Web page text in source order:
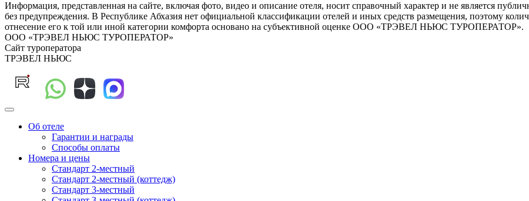
Информация, представленная на сайте, включая фото, видео и описание отеля, носит справочный характер и не является
без предупреждения. В Республике Абхазия нет официальной классификации отелей и иных средств размещения, поэтому
отнесение его к той или иной категории комфорта основано на субъективной оценке ООО «ТРЭВЕЛ НЬЮС ТУРОПЕРАТОР».
ООО «ТРЭВЕЛ НЬЮС ТУРОПЕРАТОР»
Сайт туроператора
ТРЭВЕЛ НЬЮС
Об отеле
Гарантии и награды
Способы оплаты
Номера и цены
Стандарт 2-местный
Стандарт 2-местный (коттедж)
Стандарт 3-местный